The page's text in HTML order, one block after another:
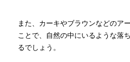
また、カーキやブラウンなどのア
ことで、自然の中にいるような落
るでしょう。